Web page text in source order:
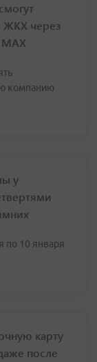
ЖКХ через
МАХ
компанию
у
по 10 января
карту
после